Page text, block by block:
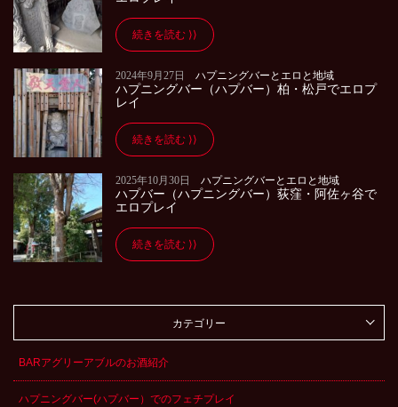
続きを読む
2024年9月27日 ハプニングバーとエロと地域
ハプニングバー（ハプバー）柏・松戸でエロプ
レイ
続きを読む
2025年10月30日 ハプニングバーとエロと地域
ハプバー（ハプニングバー）荻窪・阿佐ヶ谷で
エロプレイ
続きを読む
カテゴリー
BARアグリーアブルのお酒紹介
ハプニングバー(ハプバー）でのフェチプレイ